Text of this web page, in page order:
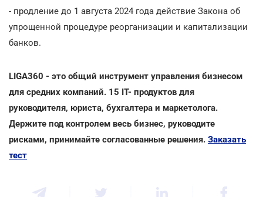
- продление до 1 августа 2024 года действие Закона об
упрощенной процедуре реорганизации и капитализации
банков.
LIGA360 - это общий инструмент управления бизнесом
для средних компаний. 15 IT- продуктов для
руководителя, юриста, бухгалтера и маркетолога.
Держите под контролем весь бизнес, руководите
рисками, принимайте согласованные решения. Заказать
тест